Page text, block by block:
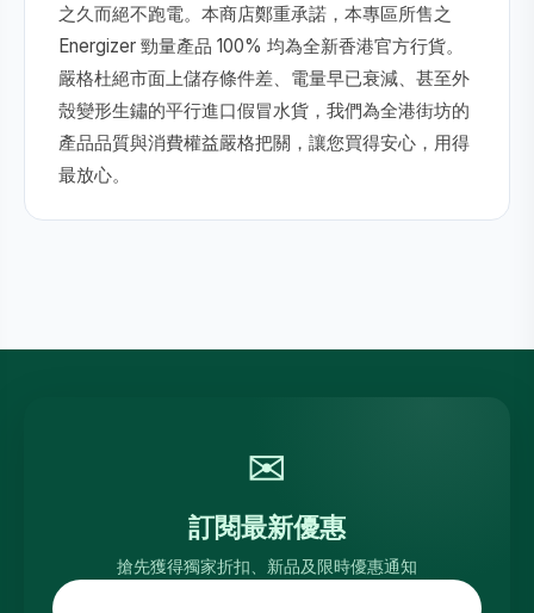
之久而絕不跑電。本商店鄭重承諾，本專區所售之
Energizer 勁量產品 100% 均為全新香港官方行貨。
嚴格杜絕市面上儲存條件差、電量早已衰減、甚至外
殼變形生鏽的平行進口假冒水貨，我們為全港街坊的
產品品質與消費權益嚴格把關，讓您買得安心，用得
最放心。
✉
訂閱最新優惠
搶先獲得獨家折扣、新品及限時優惠通知